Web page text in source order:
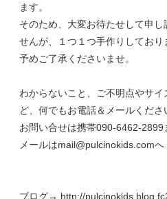
ます。
そのため、大変お待たせして申し
せんが、１つ１つ手作りしており
予めご了承くださいませ。
わからないこと、ご不明点やサイ
ど、何でもお電話＆メールくださ
お問い合せは携帯090-6462-2899
メールはmail@pulcinokids.comへ
ブログ→ http://